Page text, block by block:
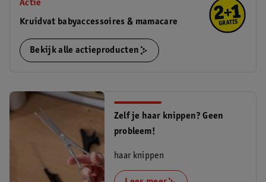
Actie
Kruidvat babyaccessoires & mamacare
Bekijk alle actieproducten
Zelf je haar knippen? Geen
probleem!
haar knippen